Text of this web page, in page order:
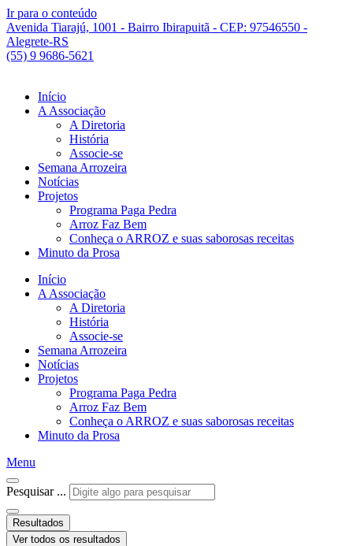
Ir para o conteúdo
Avenida Tiarajú, 1001 - Bairro Ibirapuitã - CEP: 97546550 -
Alegrete-RS
(55) 9 9686-5621
Início
A Associação
A Diretoria
História
Associe-se
Semana Arrozeira
Notícias
Projetos
Programa Paga Pedra
Arroz Faz Bem
Conheça o ARROZ e suas saborosas receitas
Minuto da Prosa
Início
A Associação
A Diretoria
História
Associe-se
Semana Arrozeira
Notícias
Projetos
Programa Paga Pedra
Arroz Faz Bem
Conheça o ARROZ e suas saborosas receitas
Minuto da Prosa
Menu
Pesquisar ...
Resultados
Ver todos os resultados